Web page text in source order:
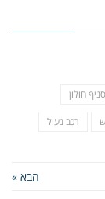
חולון
רכב נעול
הבא »